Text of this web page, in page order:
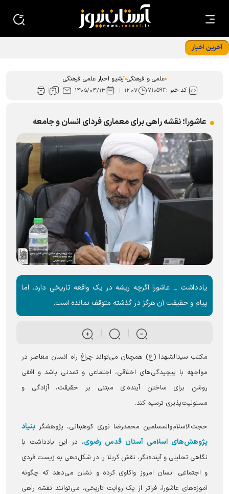
آخرین اخبار
علمی و فرهنگی آرشیو اخبار علمی فرهنگی
کد خبر :۷۱۰۵۹۳ ۱۲:۰۷ ۱۴۰۵/۰۴/۱۳
عاشورا؛ نقشه راهی برای معماری فردای انسان و جامعه
یادداشت _ عاشورا اگرچه ریشه در یک واقعه تاریخی دارد، اما
پیام و حقیقت آن هرگز در گذشته متوقف نمانده است.
مکتب سیدالشهدا (ع) همچنان می‌تواند چراغ راه انسان معاصر در
مواجهه با پیچیدگی‌های اخلاقی، اجتماعی و تمدنی باشد و افقی
روشن برای ساختن آینده‌ای مبتنی بر حقیقت، آزادگی و
مسئولیت‌پذیری ترسیم کند.
حجت‌الاسلام‌والمسلمین محمدرضا نوری کوهبنانی، پژوهشگر بنیاد
پژوهش‌های اسلامی آستان قدس رضوی، در این یادداشت با
نگاهی تحلیلی و آینده‌نگر، نقش کربلا را در شکل‌دهی به زیست فردی
و اجتماعی انسان امروز واکاوی کرده و نشان می‌دهد که چگونه
آموزه‌های عاشورا، فراتر از یک روایت تاریخی، می‌توانند نقشه راهی